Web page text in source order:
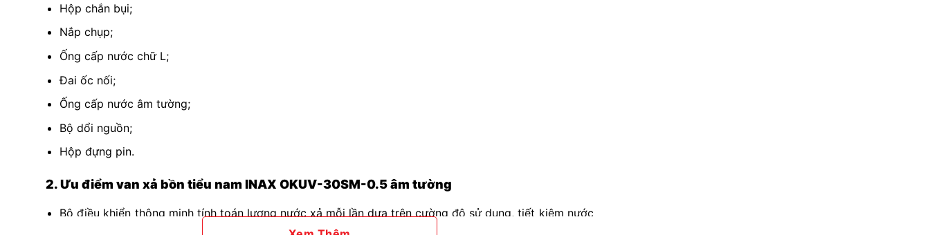
Hộp chắn bụi;
Nắp chụp;
Ống cấp nước chữ L;
Đai ốc nối;
Ống cấp nước âm tường;
Bộ dổi nguồn;
Hộp đựng pin.
2. Ưu điểm van xả bồn tiểu nam INAX OKUV-30SM-0.5 âm tường
Bộ điều khiển thông minh tính toán lượng nước xả mỗi lần dựa trên cường độ sử dụng, tiết kiệm nước